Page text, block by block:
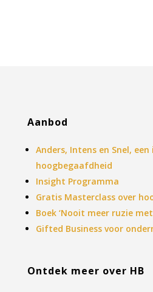
Aanbod
Anders, Intens en Snel,
hoogbegaafdheid
Insight Programma
Gratis Masterclass over
Boek ‘Nooit meer ruzie met
Gifted Business voor
Ontdek meer over HB